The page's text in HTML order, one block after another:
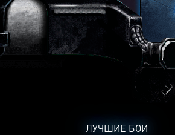
ЛУЧШИЕ БОИ